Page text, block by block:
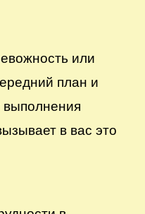
или
план и
выполнения
в вас это